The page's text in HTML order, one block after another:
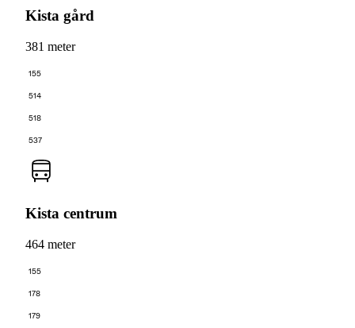
Kista gård
381 meter
155
514
518
537
Kista centrum
464 meter
155
178
179